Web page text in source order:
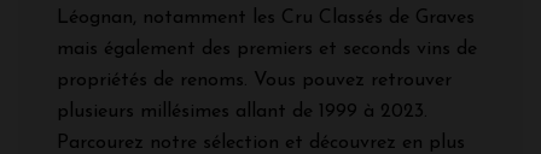
Léognan, notamment les Cru Classés de Graves
mais également des premiers et seconds vins de
propriétés de renoms. Vous pouvez retrouver
plusieurs millésimes allant de 1999 à 2023.
Parcourez notre sélection et découvrez en plus